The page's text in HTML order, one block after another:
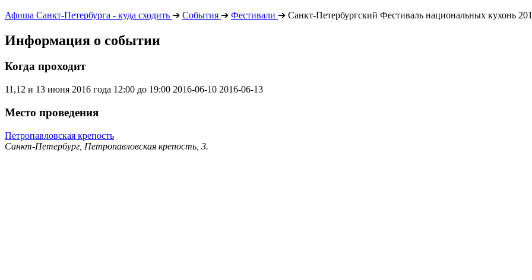
Афиша Санкт-Петербурга - куда сходить ➔ События ➔ Фестивали ➔ Санкт-Петербургский Фестиваль национальных кухонь
Информация о событии
Когда проходит
11,12 и 13 июня 2016 года 12:00 до 19:00 2016-06-10 2016-06-13
Место проведения
Петропавловская крепость
Санкт-Петербург, Петропавловская крепость, 3.